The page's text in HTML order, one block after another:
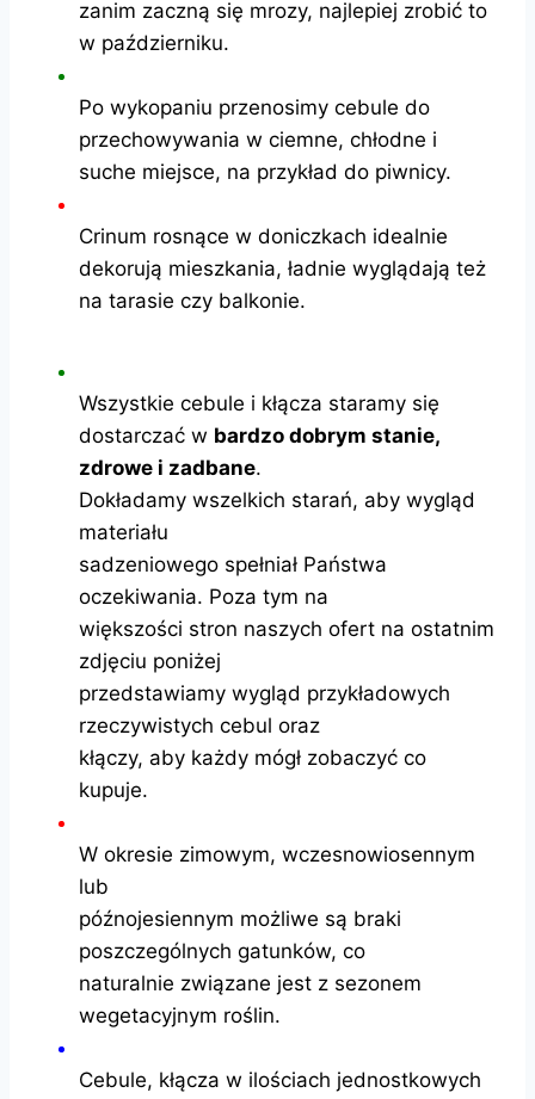
zanim zaczną się mrozy, najlepiej zrobić to
w październiku.
Po wykopaniu przenosimy cebule do
przechowywania w ciemne, chłodne i
suche miejsce, na przykład do piwnicy.
Crinum rosnące w doniczkach idealnie
dekorują mieszkania, ładnie wyglądają też
na tarasie czy balkonie.
Wszystkie cebule i kłącza staramy się
dostarczać w bardzo dobrym stanie,
zdrowe i zadbane.
Dokładamy wszelkich starań, aby wygląd
materiału
sadzeniowego spełniał Państwa
oczekiwania. Poza tym na
większości stron naszych ofert na ostatnim
zdjęciu poniżej
przedstawiamy wygląd przykładowych
rzeczywistych cebul oraz
kłączy, aby każdy mógł zobaczyć co
kupuje.
W okresie zimowym, wczesnowiosennym
lub
późnojesiennym możliwe są braki
poszczególnych gatunków, co
naturalnie związane jest z sezonem
wegetacyjnym roślin.
Cebule, kłącza w ilościach jednostkowych